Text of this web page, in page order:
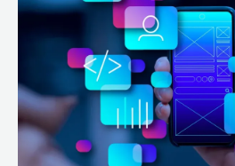
de
a
AWS?